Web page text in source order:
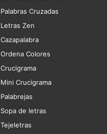
Palabras Cruzadas
Letras Zen
Cazapalabra
Ordena Colores
Crucigrama
Mini Crucigrama
Palabrejas
Sopa de letras
Tejeletras